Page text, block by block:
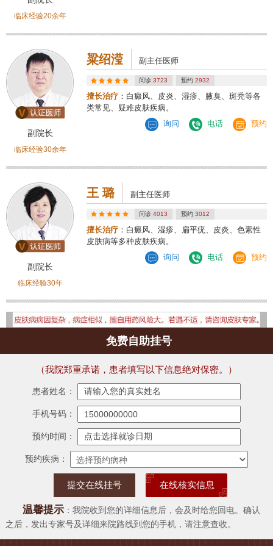
临床经验20余年
副院长
临床经验30余年
粱绍滢 副主任医师
问诊3723 预约 2932
擅长治疗 ：白癜风、皮炎、湿疹、腋臭、斑秃等各
类常见、疑难皮肤疾病。
询问
电话 预约
副院长
临床经验30年
王 璐 副主任医师
问诊4013 预约 3012
擅长治疗 ：白癜风、湿疹、扁平疣、皮炎、色素性
皮肤病等多种皮肤疾病。
询问
电话 预约
免费自助挂号
（我院郑重承诺，患者填写以下信息绝对保密。）
患者姓名：
手机号码：
预约时间：
预约疾病：
在线核实信息
温馨提示：我院收到您的详细信息后，会及时给您回电。确认
之后，发出专家号及详细来院路线到您的手机，请注意查收。